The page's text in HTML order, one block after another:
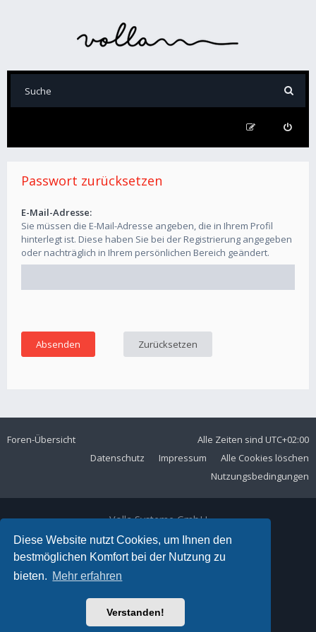
Diese Website nutzt Cookies, um Ihnen den
bestmöglichen Komfort bei der Nutzung zu
bieten. Mehr erfahren
Verstanden!
Passwort zurücksetzen
E-Mail-Adresse:
Sie müssen die E-Mail-Adresse angeben, die in Ihrem Profil
hinterlegt ist. Diese haben Sie bei der Registrierung angegeben
oder nachträglich in Ihrem persönlichen Bereich geändert.
Foren-Übersicht Alle Zeiten sind UTC+02:00
Alle Cookies löschen
Impressum
Datenschutz
Nutzungsbedingungen
Volla Systeme GmbH
Kölner Straße 102
42897 Remscheid
Telefon:+49 2191 59897 61
E-Mail:
Ariki Theme by